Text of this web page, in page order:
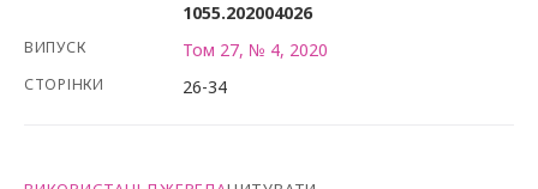
1055.202004026
ВИПУСК Том 27, № 4, 2020
СТОРІНКИ 26-34